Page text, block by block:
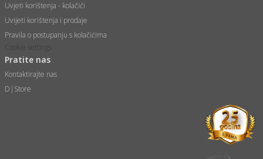
Uvjeti korištenja - kolačići
Uvijeti korištenja i prodaje
Pravila o postupanju s kolačićima
Cookie settings
Pratite nas
Kontaktirajte nas
D|Store